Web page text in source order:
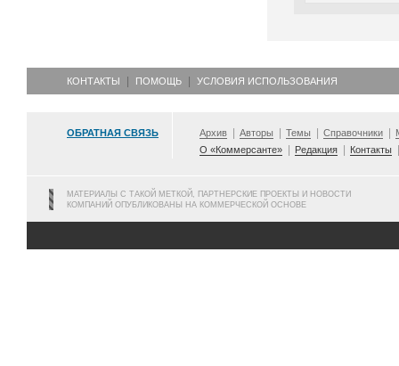
КОНТАКТЫ ПОМОЩЬ УСЛОВИЯ ИСПОЛЬЗОВАНИЯ
ОБРАТНАЯ СВЯЗЬ Архив Авторы Темы Справочники
О «Коммерсанте»
Редакция Контакты
МАТЕРИАЛЫ С ТАКОЙ МЕТКОЙ, ПАРТНЕРСКИЕ ПРОЕКТЫ И НОВОСТИ
КОМПАНИЙ ОПУБЛИКОВАНЫ НА КОММЕРЧЕСКОЙ ОСНОВЕ